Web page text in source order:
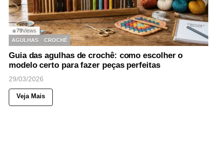
◉79Views
AGULHAS
CROCHÊ
Guia das agulhas de crochê: como escolher o
modelo certo para fazer peças perfeitas
29/03/2026
Veja Mais